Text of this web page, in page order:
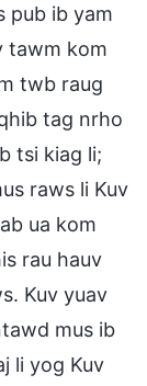
pub ib yam
tawm kom
twb raug
tag nrho
tsi kiag li;
raws li Kuv
ua kom
rau hauv
Kuv yuav
mus ib
li yog Kuv